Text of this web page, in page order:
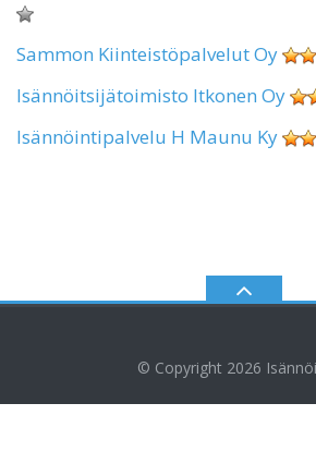
Sammon Kiinteistöpalvelut Oy
Isännöitsijätoimisto Itkonen Oy
Isännöintipalvelu H Maunu Ky
© Copyright 2026